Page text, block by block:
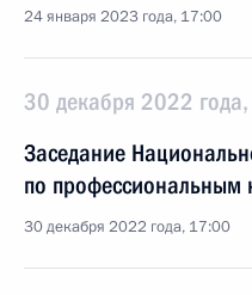
24 января 2023 года, 17:00
30 декабря 2022 года,
Заседание
по профессиональным
30 декабря 2022 года, 17:00